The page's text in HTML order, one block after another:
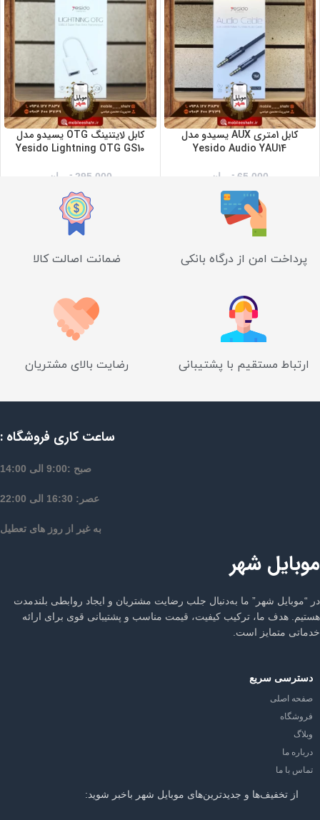
کابل 1متری AUX یسیدو مدل
Yesido Audio YAU14
65,000 تومان
کابل لایتنینگ OTG یسیدو مدل
Yesido Lightning OTG GS10
295,000 تومان
پرداخت امن از درگاه بانکی ضمانت اصالت کالا
ارتباط مستقیم با پشتیبانی رضایت بالای مشتریان
ساعت کاری فروشگاه :
صبح :9:00 الی 14:00
عصر: 16:30 الی 22:00
به غیر از روز های تعطیل
موبایل شهر
در “موبایل شهر” ما به‌دنبال جلب رضایت مشتریان و ایجاد روابطی بلندمدت
هستیم. هدف ما، ترکیب کیفیت، قیمت مناسب و پشتیبانی قوی برای ارائه
خدماتی متمایز است.
دسترسی سریع
صفحه اصلی
فروشگاه
وبلاگ
درباره ما
تماس با ما
از تخفیف‌ها و جدیدترین‌های موبایل شهر باخبر شوید: